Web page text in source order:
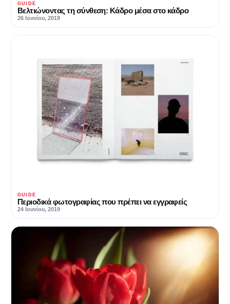
GUIDE
Βελτιώνοντας τη σύνθεση: Κάδρο μέσα στο κάδρο
26 Ιουνίου, 2019
GUIDE
Περιοδικά φωτογραφίας που πρέπει να εγγραφείς
24 Ιουνίου, 2019